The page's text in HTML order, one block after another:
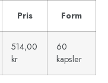
Pris Form
514,00
kr
60
kapsler